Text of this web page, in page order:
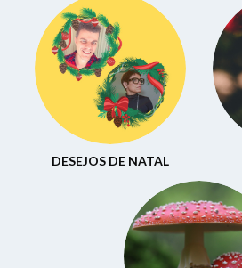
DESEJOS DE NATAL